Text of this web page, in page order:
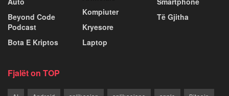
Beyond Code
Podcast
Bota E Kriptos
Kompiuter
Kryesore
Laptop
Të Gjitha
Fjalët on TOP